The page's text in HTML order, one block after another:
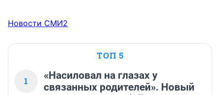
Новости СМИ2
ТОП 5
1
«Насиловал на глазах у
связанных родителей». Новый